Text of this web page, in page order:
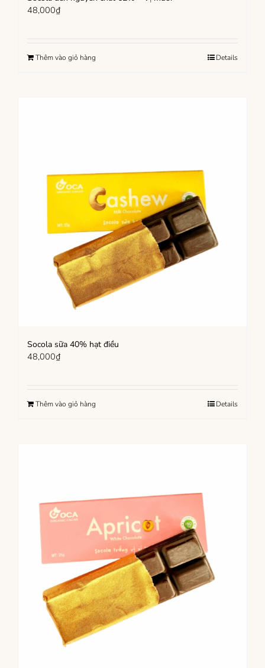
48,000₫
Thêm vào giỏ hàng Details
Socola sữa 40% hạt điều
48,000₫
Thêm vào giỏ hàng Details